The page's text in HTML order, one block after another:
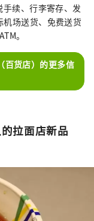
续、行李寄存、发
场送货、免费送货
。
百货店）的更多信
拉面店新品